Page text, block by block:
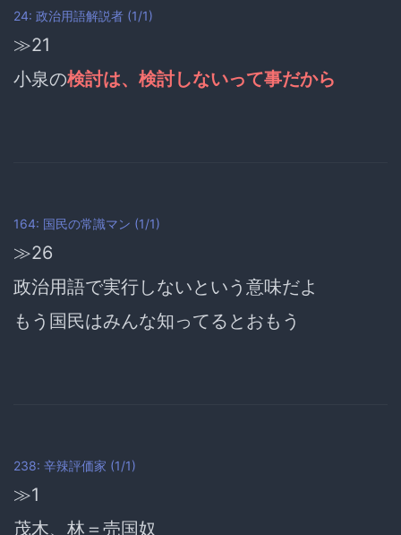
24: 政治用語解説者 (1/1)
≫21
小泉の検討は、検討しないって事だから
164: 国民の常識マン (1/1)
≫26
政治用語で実行しないという意味だよ
もう国民はみんな知ってるとおもう
238: 辛辣評価家 (1/1)
≫1
茂木、林＝売国奴